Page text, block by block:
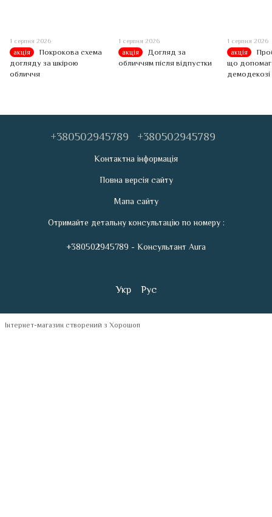
1 серпня 2026
акція
Покрокова схема
догляду за шкірою
обличчя
1 серпня 2026
акція
Догляд за
обличчям після відпустки
1 серпня 2026
акція
що
+380502945789 +380502945789
Контактна інформація
Повна версія сайту
Мапа сайту
Отримайте детальну консультацію по номеру :
+380502945789 - Консультант Aura
Укр Рус
Інтернет-магазин створений з Хорошоп